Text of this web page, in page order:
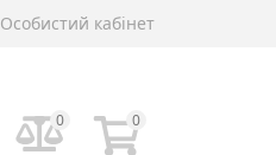
Особистий кабінет
0 0